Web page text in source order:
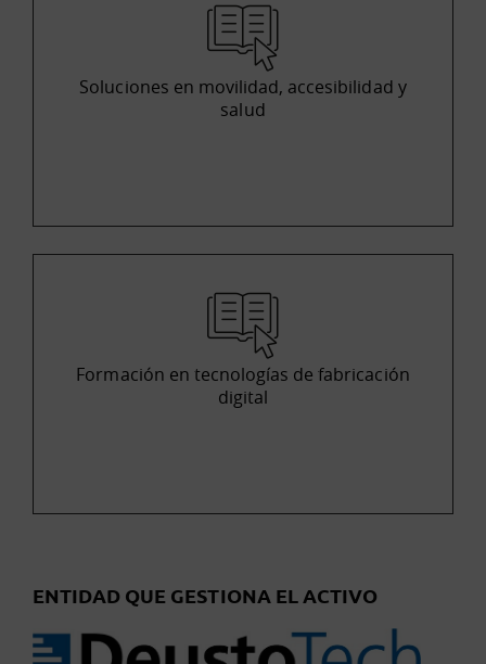
Soluciones en movilidad, accesibilidad y
salud
Formación en tecnologías de fabricación
digital
ENTIDAD QUE GESTIONA EL ACTIVO